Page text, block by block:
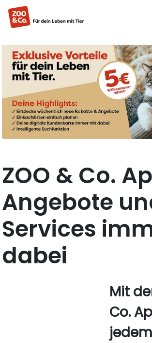
ZOO & Co.
Angebote
Services
dabei
Mit
Co.